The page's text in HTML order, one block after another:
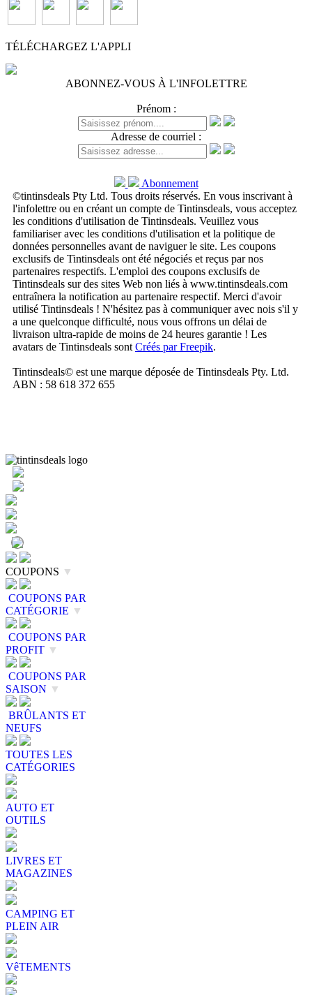
TÉLÉCHARGEZ L'APPLI
ABONNEZ-VOUS À L'INFOLETTRE
Prénom :
Adresse de courriel :
Abonnement
©tintinsdeals Pty Ltd. Tous droits réservés. En vous inscrivant à
l'infolettre ou en créant un compte de Tintinsdeals, vous acceptez
les conditions d'utilisation de Tintinsdeals. Veuillez vous
familiariser avec les conditions d'utilisation et la politique de
données personnelles avant de naviguer le site. Les coupons
exclusifs de Tintinsdeals ont été négociés et reçus par nos
partenaires respectifs. L'emploi des coupons exclusifs de
Tintinsdeals sur des sites Web non liés à www.tintinsdeals.com
entraînera la notification au partenaire respectif. Merci d'avoir
utilisé Tintinsdeals ! N'hésitez pas à communiquer avec nois s'il y
a une quelconque difficulté, nous vous offrons un délai de
livraison ultra-rapide de moins de 24 heures garantie ! Les
avatars de Tintinsdeals sont Créés par Freepik.
Tintinsdeals© est une marque déposée de Tintinsdeals Pty. Ltd.
ABN : 58 618 372 655
COUPONS ▼
COUPONS PAR
CATÉGORIE ▼
COUPONS PAR
PROFIT ▼
COUPONS PAR
SAISON ▼
BRÛLANTS ET
NEUFS
TOUTES LES
CATÉGORIES
AUTO ET
OUTILS
LIVRES ET
MAGAZINES
CAMPING ET
PLEIN AIR
VêTEMENTS